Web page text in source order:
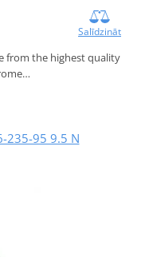
Salīdzināt
from the highest quality
235-95 9.5 N